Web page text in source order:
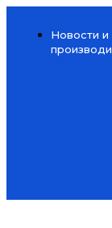
Новости и